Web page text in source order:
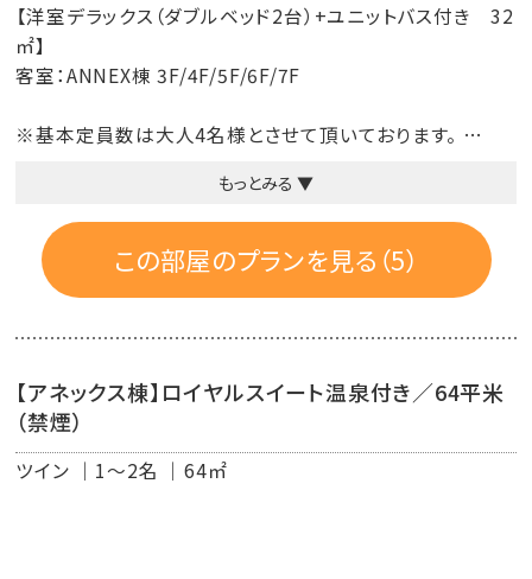
【洋室デラックス（ダブルベッド2台）+ユニットバス付き 32
㎡】
客室：ANNEX棟 3F/4F/5F/6F/7F
※基本定員数は大人4名様とさせて頂いております。
大人3名様、4名様でご予約される場合、お部屋の広さ等を
考慮してご予約ください。
※ハリウッドスタイル対応可能。ご希望の際は事前にご連絡
下さい。
■禁煙ルーム
■客室設備：洗面台・冷暖房・冷蔵庫・テレビ・電話・電気ポ
ット・クローゼット・温水洗浄付きトイレ・ユニットバス・ドラ
イヤー
もっとみる ▼
この部屋のプランを見る（5）
【アネックス棟】ロイヤルスイート温泉付き／64平米
（禁煙）
ツイン 1～2名 64㎡